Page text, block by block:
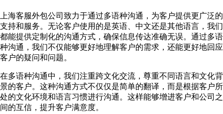
上海客服外包公司致力于通过多语种沟通，为客户提供更广泛的
支持和服务。无论客户使用的是英语、中文还是其他语言，我们
都能提供定制化的沟通方式，确保信息传达准确无误。通过多语
种沟通，我们不仅能够更好地理解客户的需求，还能更好地回应
客户的疑问和问题。
在多语种沟通中，我们注重跨文化交流，尊重不同语言和文化背
景的客户。这种沟通方式不仅仅是简单的翻译，而是根据客户所
处的文化环境和语言习惯进行沟通。这样能够增进客户和公司之
间的互信，提升客户满意度。